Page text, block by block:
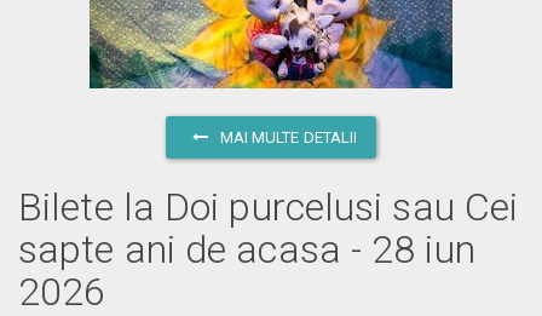
MAI MULTE DETALII
Bilete la Doi purcelusi sau Cei
sapte ani de acasa - 28 iun
2026